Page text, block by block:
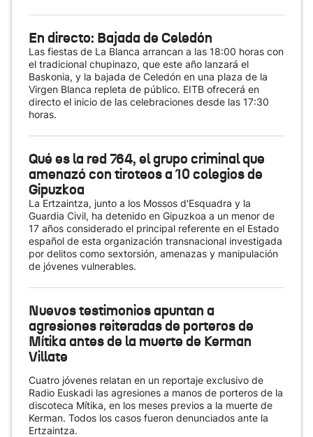
En directo: Bajada de Celedón
Las fiestas de La Blanca arrancan a las 18:00 horas con
el tradicional chupinazo, que este año lanzará el
Baskonia, y la bajada de Celedón en una plaza de la
Virgen Blanca repleta de público. EITB ofrecerá en
directo el inicio de las celebraciones desde las 17:30
horas.
Qué es la red 764, el grupo criminal que
amenazó con tiroteos a 10 colegios de
Gipuzkoa
La Ertzaintza, junto a los Mossos d'Esquadra y la
Guardia Civil, ha detenido en Gipuzkoa a un menor de
17 años considerado el principal referente en el Estado
español de esta organización transnacional investigada
por delitos como sextorsión, amenazas y manipulación
de jóvenes vulnerables.
Nuevos testimonios apuntan a
agresiones reiteradas de porteros de
Mítika antes de la muerte de Kerman
Villate
Cuatro jóvenes relatan en un reportaje exclusivo de
Radio Euskadi las agresiones a manos de porteros de la
discoteca Mítika, en los meses previos a la muerte de
Kerman. Todos los casos fueron denunciados ante la
Ertzaintza.